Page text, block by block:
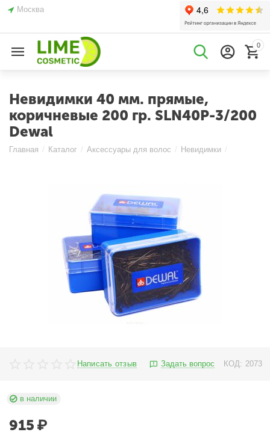
Москва
0
Невидимки 40 мм. прямые,
коричневые 200 гр. SLN40P-3/200
Dewal
Главная / Каталог / Аксессуары для волос / Невидимки /
Написать отзыв Задать вопрос КОД: 2073
в наличии
915 ₽